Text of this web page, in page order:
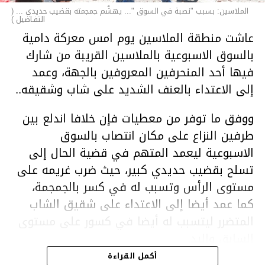
الملاسين: بسبب "نصبة في السوق "... يهشّم جمجمته بقضيب حديدي ... (
التفـاصيل )
عاشت منطقة الملاسين يوم امس معركة دامية
بالسوق الاسبوعية بالملاسين القريبة من شارك
فيها أحد المنحرفين المعروفين بالجهة، وعمد
إلى الاعتداء بالعنف الشديد على شاب وشقيقه..
ووفق ما توفر من معطيات فإن خلافا اندلع بين
طرفين النزاع على مكان انتصاب بالسوق
الاسبوعية ليعمد المتهم في قضية الحال إلى
تسلح بقضيب حديدي كبير، حيث ضرب غريمه على
مستوى الرأس وتسبب له في كسر بالجمجمة،
كما عمد أيضا إلى الاعتداء على شقيق الشاب
المتضرر ليتسبب له أيضا في كسور على مستوى
هذا وقد تمكن أعوان مركز الأمن الوطني بحي
أكمل القراءة